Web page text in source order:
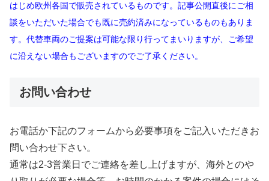
はじめ欧州各国で販売されているものです。記事公開直後にご相
談をいただいた場合でも既に売約済みになっているものもありま
す。代替車両のご提案は可能な限り行ってまいりますが、ご希望
に沿えない場合もございますのでご了承ください。
お問い合わせ
お電話か下記のフォームから必要事項をご記入いただきお
問い合わせ下さい。
通常は2-3営業日でご連絡を差し上げますが、海外とのや